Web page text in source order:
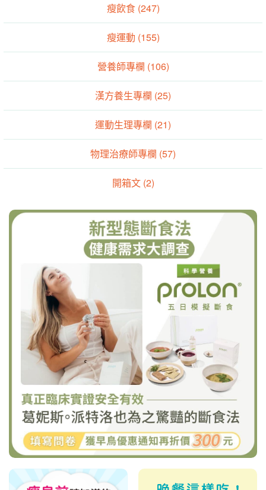
瘦飲食 (247)
瘦運動 (155)
營養師專欄 (106)
漢方養生專欄 (25)
運動生理專欄 (21)
物理治療師專欄 (57)
開箱文 (2)